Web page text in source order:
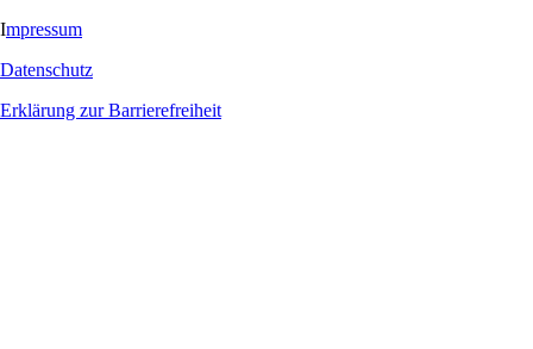
Impressum
Datenschutz
Erklärung zur Barrierefreiheit